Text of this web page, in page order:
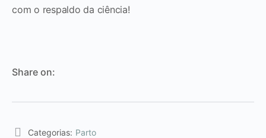
com o respaldo da ciência!
Share on:
Categorias: Parto